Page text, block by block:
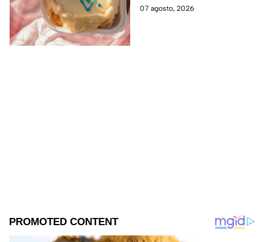
espejo 21:21, un mensaje
07 agosto, 2026